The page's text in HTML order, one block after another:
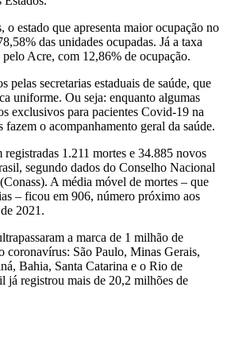
o estado que apresenta maior ocupação no
das unidades ocupadas. Já a taxa
Acre, com 12,86% de ocupação.
pelas secretarias estaduais de saúde, que
uniforme. Ou seja: enquanto algumas
exclusivos para pacientes Covid-19 na
fazem o acompanhamento geral da saúde.
1.211 mortes e 34.885 novos
segundo dados do Conselho Nacional
A média móvel de mortes – que
– ficou em 906, número próximo aos
2021.
a marca de 1 milhão de
coronavírus: São Paulo, Minas Gerais,
Bahia, Santa Catarina e o Rio de
já registrou mais de 20,2 milhões de